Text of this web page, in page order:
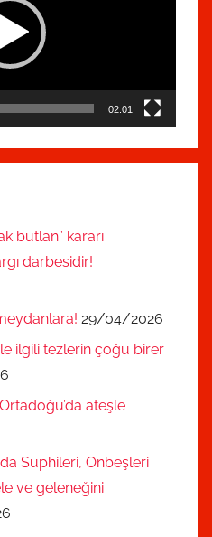
02:01
butlan” kararı
darbesidir!
29/04/2026
ilgili tezlerin çoğu birer
ateşle
Suphileri, Onbeşleri
ve geleneğini